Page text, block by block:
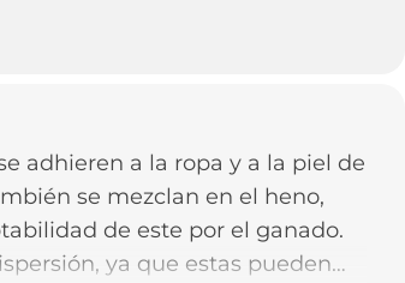
adhieren a la ropa y a la piel de
se mezclan en el heno,
de este por el ganado.
ya que estas pueden